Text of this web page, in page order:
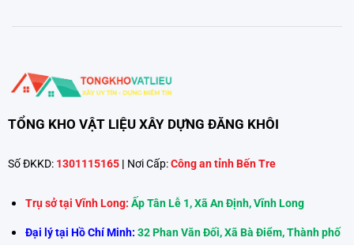
TỔNG KHO VẬT LIỆU XÂY DỰNG ĐĂNG KHÔI
Số ĐKKD: 1301115165 | Nơi Cấp: Công an tỉnh Bến Tre
Trụ sở tại Vĩnh Long: Ấp Tân Lễ 1, Xã An Định, Vĩnh Long
Đại lý tại Hồ Chí Minh: 32 Phan Văn Đối, Xã Bà Điểm, Thành phố